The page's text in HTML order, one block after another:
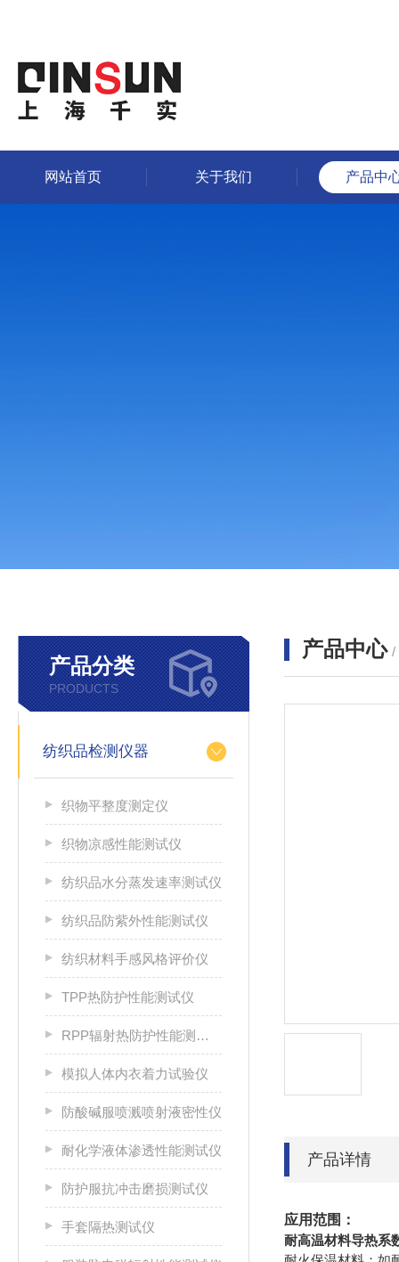
网站首页 关于我们 产品中
产品分类
PRODUCTS
纺织品检测仪器
织物平整度测定仪
织物凉感性能测试仪
纺织品水分蒸发速率测试仪
纺织品防紫外性能测试仪
纺织材料手感风格评价仪
TPP热防护性能测试仪
RPP辐射热防护性能测试仪
模拟人体内衣着力试验仪
防酸碱服喷溅喷射液密性仪
耐化学液体渗透性能测试仪
防护服抗冲击磨损测试仪
手套隔热测试仪
产品中心 /
产品详情
应用范围：
耐高温材料导热系